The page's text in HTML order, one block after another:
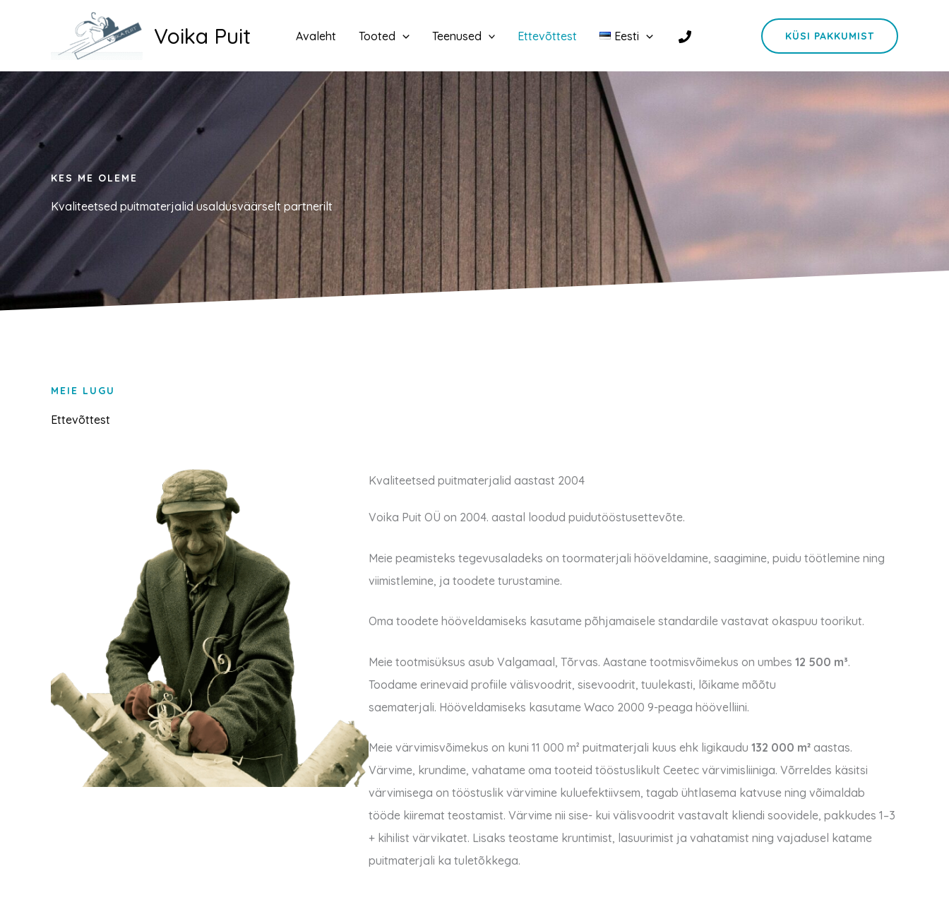
Voika Puit Avaleht Tooted Teenused Ettevõttest Eesti KÜSI PAKKUMIST
KES ME OLEME
Kvaliteetsed puitmaterjalid usaldusväärselt partnerilt
MEIE LUGU
Ettevõttest
Kvaliteetsed puitmaterjalid aastast 2004
Voika Puit OÜ on 2004. aastal loodud puidutööstusettevõte.
Meie peamisteks tegevusaladeks on toormaterjali hööveldamine, saagimine, puidu töötlemine ning
viimistlemine, ja toodete turustamine.
Oma toodete hööveldamiseks kasutame põhjamaisele standardile vastavat okaspuu toorikut.
Meie tootmisüksus asub Valgamaal, Tõrvas. Aastane tootmisvõimekus on umbes 12 500 m³.
Toodame erinevaid profiile välisvoodrit, sisevoodrit, tuulekasti, lõikame mõõtu
saematerjali. Hööveldamiseks kasutame Waco 2000 9-peaga höövelliini.
Meie värvimisvõimekus on kuni 11 000 m² puitmaterjali kuus ehk ligikaudu 132 000 m² aastas.
Värvime, krundime, vahatame oma tooteid tööstuslikult Ceetec värvimisliiniga. Võrreldes käsitsi
värvimisega on tööstuslik värvimine kuluefektiivsem, tagab ühtlasema katvuse ning võimaldab
tööde kiiremat teostamist. Värvime nii sise- kui välisvoodrit vastavalt kliendi soovidele, pakkudes 1–3
+ kihilist värvikatet. Lisaks teostame kruntimist, lasuurimist ja vahatamist ning vajadusel katame
puitmaterjali ka tuletõkkega.